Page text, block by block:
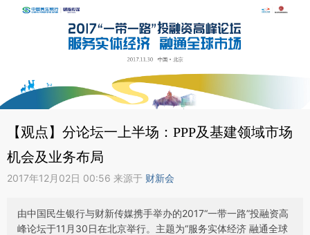
【观点】分论坛一上半场：PPP及基建领域市场
机会及业务布局
2017年12月02日 00:56 来源于 财新会
由中国民生银行与财新传媒携手举办的2017“一带一路”投融资高
峰论坛于11月30日在北京举行。主题为“服务实体经济 融通全球